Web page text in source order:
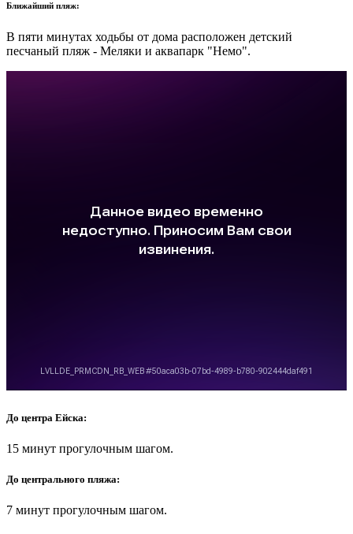
Ближайший пляж:
В пяти минутах ходьбы от дома расположен детский
песчаный пляж - Меляки и аквапарк "Немо".
До центра Ейска:
15 минут прогулочным шагом.
До центрального пляжа:
7 минут прогулочным шагом.